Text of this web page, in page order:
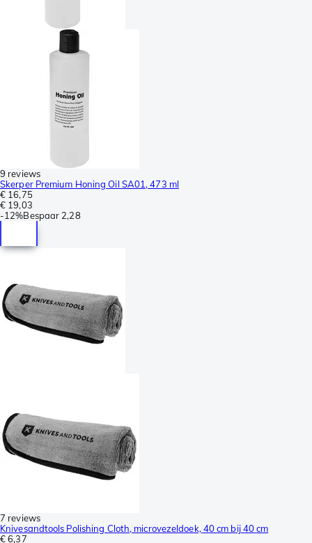
9 reviews
Skerper Premium Honing Oil SA01, 473 ml
€ 16,75
€ 19,03
-12%Bespaar 2,28
7 reviews
Knivesandtools Polishing Cloth, microvezeldoek, 40 cm bij 40 cm
€ 6,37